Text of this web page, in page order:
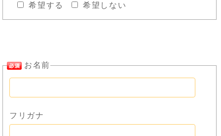
希望する 希望しない
お名前
フリガナ